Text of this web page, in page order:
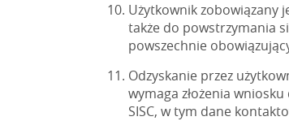
Użytkownik zobowiązany
także do powstrzymania
powszechnie
Odzyskanie przez
wymaga złożenia
SISC, w tym dane